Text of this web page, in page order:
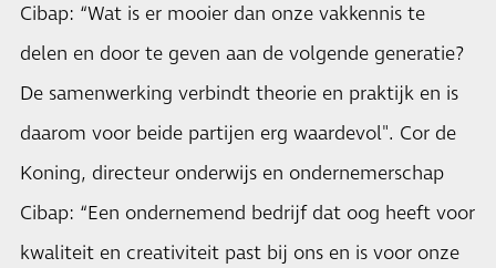
Cibap: “Wat is er mooier dan onze vakkennis te
delen en door te geven aan de volgende generatie?
De samenwerking verbindt theorie en praktijk en is
daarom voor beide partijen erg waardevol". Cor de
Koning, directeur onderwijs en ondernemerschap
Cibap: “Een ondernemend bedrijf dat oog heeft voor
kwaliteit en creativiteit past bij ons en is voor onze